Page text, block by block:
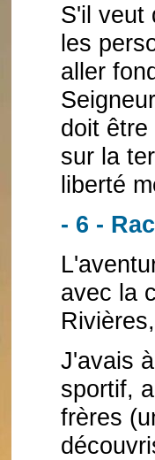
S'il veut
les
aller
doit
sur la
liberté
- 6 -
avec la
J'avais
sportif,
frères